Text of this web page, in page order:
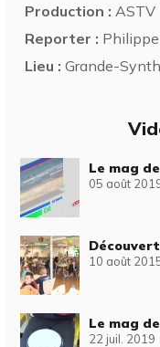
Production : ASTV
Reporter :
Lieu : Grande-
Le mag
05 août
10 août
Le mag
22 juil. 2019